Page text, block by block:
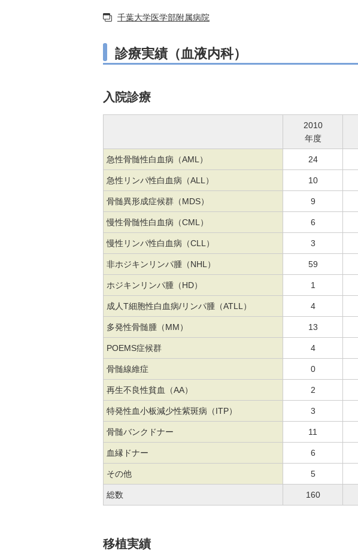
千葉大学医学部附属病院
診療実績（血液内科）
入院診療
2010
年度
急性骨髄性白血病（AML） 24
急性リンパ性白血病（ALL） 10
骨髄異形成症候群（MDS） 9
慢性骨髄性白血病（CML） 6
慢性リンパ性白血病（CLL） 3
非ホジキンリンパ腫（NHL） 59
ホジキンリンパ腫（HD） 1
成人T細胞性白血病/リンパ腫（ATLL） 4
多発性骨髄腫（MM） 13
POEMS症候群 4
骨髄線維症 0
再生不良性貧血（AA） 2
特発性血小板減少性紫斑病（ITP） 3
骨髄バンクドナー 11
血縁ドナー 6
その他 5
総数 160
移植実績